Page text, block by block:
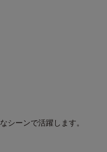
シーンで活躍します。